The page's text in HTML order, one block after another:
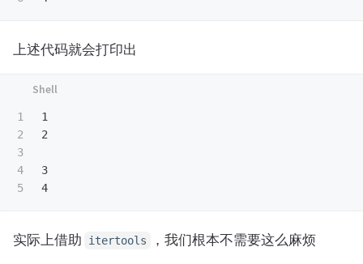
上述代码就会打印出
1
2
3
4
1
2
3
实际上借助 itertools ，我们根本不需要这么麻烦